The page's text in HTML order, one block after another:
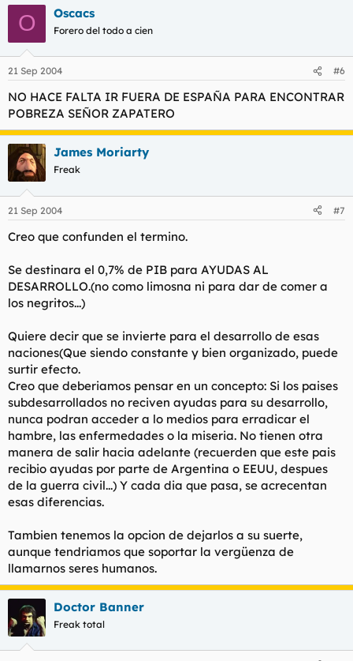
O Oscacs
Forero del todo a cien
21 Sep 2004 #6
NO HACE FALTA IR FUERA DE ESPAÑA PARA ENCONTRAR
POBREZA SEÑOR ZAPATERO
James Moriarty
Freak
21 Sep 2004 #7
Creo que confunden el termino.
Se destinara el 0,7% de PIB para AYUDAS AL
DESARROLLO.(no como limosna ni para dar de comer a
los negritos...)
Quiere decir que se invierte para el desarrollo de esas
naciones(Que siendo constante y bien organizado, puede
surtir efecto.
Creo que deberiamos pensar en un concepto: Si los paises
subdesarrollados no reciven ayudas para su desarrollo,
nunca podran acceder a lo medios para erradicar el
hambre, las enfermedades o la miseria. No tienen otra
manera de salir hacia adelante (recuerden que este pais
recibio ayudas por parte de Argentina o EEUU, despues
de la guerra civil...) Y cada dia que pasa, se acrecentan
esas diferencias.
Tambien tenemos la opcion de dejarlos a su suerte,
aunque tendriamos que soportar la vergüenza de
llamarnos seres humanos.
Doctor Banner
Freak total